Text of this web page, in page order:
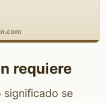
requiere
se